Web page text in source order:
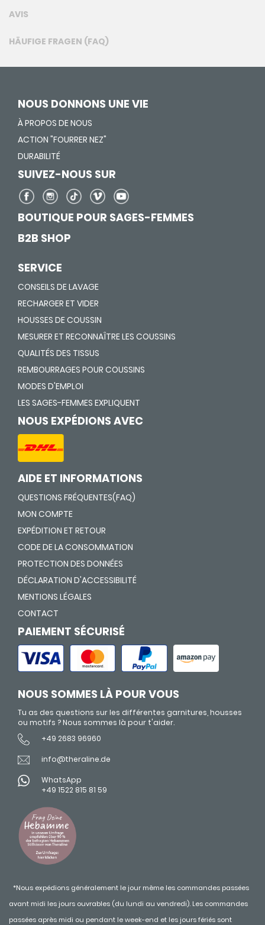
AVIS
HÄUFIGE FRAGEN (FAQ)
NOUS DONNONS UNE VIE
À PROPOS DE NOUS
ACTION "FOURRER NEZ"
DURABILITÉ
SUIVEZ-NOUS SUR
BOUTIQUE POUR SAGES-FEMMES
B2B SHOP
SERVICE
CONSEILS DE LAVAGE
RECHARGER ET VIDER
HOUSSES DE COUSSIN
MESURER ET RECONNAÎTRE LES COUSSINS
QUALITÉS DES TISSUS
REMBOURRAGES POUR COUSSINS
MODES D'EMPLOI
LES SAGES-FEMMES EXPLIQUENT
NOUS EXPÉDIONS AVEC
AIDE ET INFORMATIONS
QUESTIONS FRÉQUENTES(FAQ)
MON COMPTE
EXPÉDITION ET RETOUR
CODE DE LA CONSOMMATION
PROTECTION DES DONNÉES
DÉCLARATION D'ACCESSIBILITÉ
MENTIONS LÉGALES
CONTACT
PAIEMENT SÉCURISÉ
NOUS SOMMES LÀ POUR VOUS
Tu as des questions sur les différentes garnitures, housses
ou motifs ? Nous sommes là pour t'aider.
+49 2683 96960
info@theraline.de
WhatsApp
+49 1522 815 81 59
*Nous expédions généralement le jour même les commandes passées
avant midi les jours ouvrables (du lundi au vendredi). Les commandes
passées après midi ou pendant le week-end et les jours fériés sont